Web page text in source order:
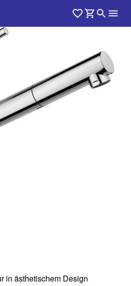
in ästhetischem Design